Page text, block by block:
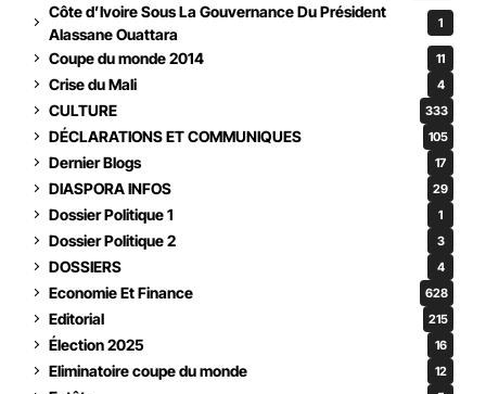
Côte d’Ivoire Sous La Gouvernance Du Président
Alassane Ouattara
1
Coupe du monde 2014 11
Crise du Mali 4
CULTURE 333
DÉCLARATIONS ET COMMUNIQUES 105
Dernier Blogs 17
DIASPORA INFOS 29
Dossier Politique 1 1
Dossier Politique 2 3
DOSSIERS 4
Economie Et Finance 628
Editorial 215
Élection 2025 16
Eliminatoire coupe du monde 12